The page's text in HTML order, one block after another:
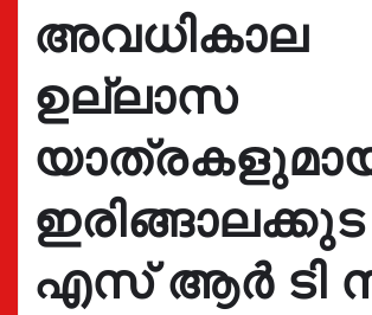
അവധികാല
ഉല്ലാസ
എസ് ആര്‍ ടി